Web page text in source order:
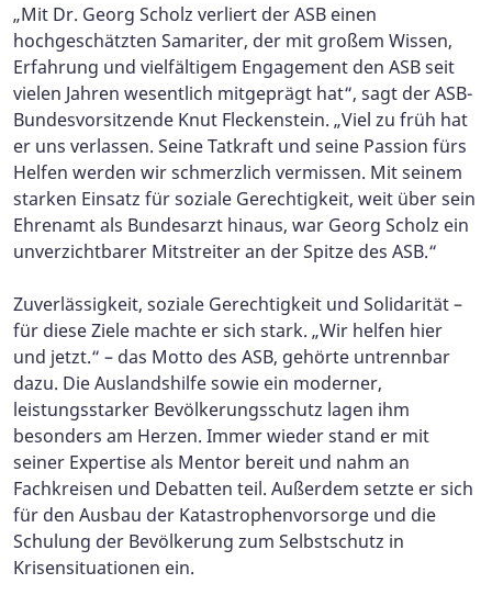
„Mit Dr. Georg Scholz verliert der ASB einen
hochgeschätzten Samariter, der mit großem Wissen,
Erfahrung und vielfältigem Engagement den ASB seit
vielen Jahren wesentlich mitgeprägt hat“, sagt der ASB-
Bundesvorsitzende Knut Fleckenstein. „Viel zu früh hat
er uns verlassen. Seine Tatkraft und seine Passion fürs
Helfen werden wir schmerzlich vermissen. Mit seinem
starken Einsatz für soziale Gerechtigkeit, weit über sein
Ehrenamt als Bundesarzt hinaus, war Georg Scholz ein
unverzichtbarer Mitstreiter an der Spitze des ASB.“
Zuverlässigkeit, soziale Gerechtigkeit und Solidarität –
für diese Ziele machte er sich stark. „Wir helfen hier
und jetzt.“ – das Motto des ASB, gehörte untrennbar
dazu. Die Auslandshilfe sowie ein moderner,
leistungsstarker Bevölkerungsschutz lagen ihm
besonders am Herzen. Immer wieder stand er mit
seiner Expertise als Mentor bereit und nahm an
Fachkreisen und Debatten teil. Außerdem setzte er sich
für den Ausbau der Katastrophenvorsorge und die
Schulung der Bevölkerung zum Selbstschutz in
Krisensituationen ein.